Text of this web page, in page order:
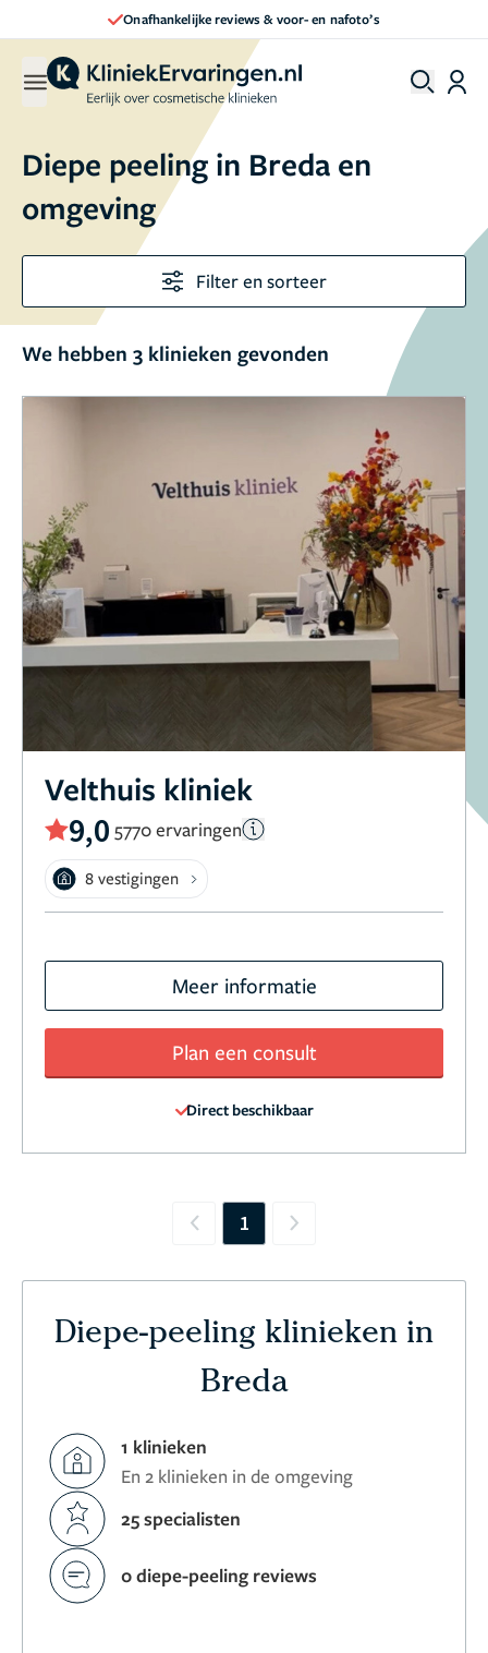
Onafhankelijke reviews & voor- en nafoto’s
Diepe peeling in Breda en
omgeving
Filter en sorteer
We hebben 3 klinieken gevonden
Velthuis kliniek
9,0 5770 ervaringen
8 vestigingen
Meer informatie
Plan een consult
Direct beschikbaar
Previous
1 Next
Diepe-peeling klinieken in
Breda
1 klinieken
En 2 klinieken in de omgeving
25 specialisten
0 diepe-peeling reviews